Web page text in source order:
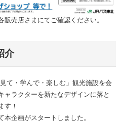
売店さまにてご確認ください。
介
て・学んで・楽しむ」観光施設を会
ャラクターを新たなデザインに落と
す！
企画がスタートしました。